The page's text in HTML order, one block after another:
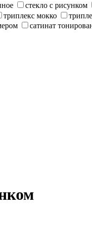
стекло с рисунком
триплекс мокко
сатинат